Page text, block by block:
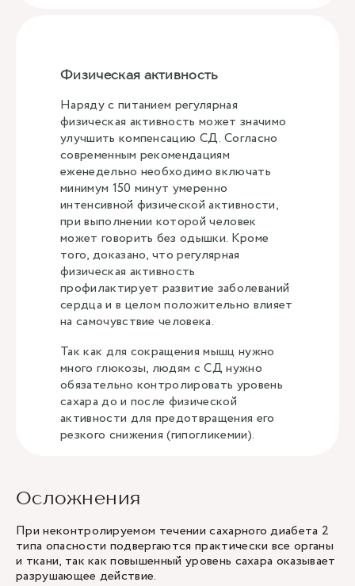
Физическая активность
Наряду с питанием регулярная
физическая активность может значимо
улучшить компенсацию СД. Согласно
современным рекомендациям
еженедельно необходимо включать
минимум 150 минут умеренно
интенсивной физической активности,
при выполнении которой человек
может говорить без одышки. Кроме
того, доказано, что регулярная
физическая активность
профилактирует развитие заболеваний
сердца и в целом положительно влияет
на самочувствие человека.
Так как для сокращения мышц нужно
много глюкозы, людям с СД нужно
обязательно контролировать уровень
сахара до и после физической
активности для предотвращения его
резкого снижения (гипогликемии).
Осложнения
При неконтролируемом течении сахарного диабета 2
типа опасности подвергаются практически все органы
и ткани, так как повышенный уровень сахара оказывает
разрушающее действие.